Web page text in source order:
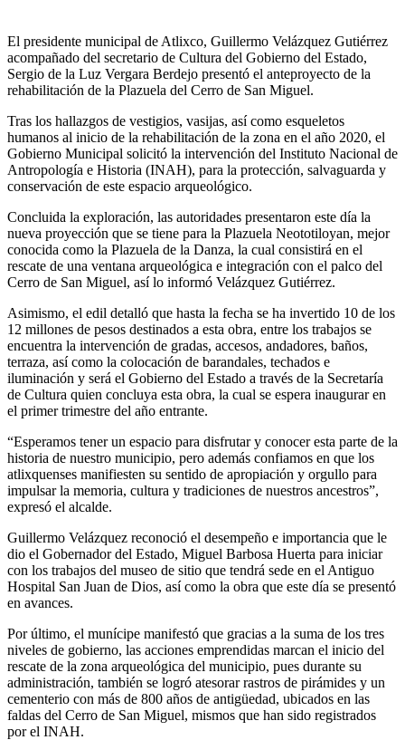
El presidente municipal de Atlixco, Guillermo Velázquez Gutiérrez
acompañado del secretario de Cultura del Gobierno del Estado,
Sergio de la Luz Vergara Berdejo presentó el anteproyecto de la
rehabilitación de la Plazuela del Cerro de San Miguel.
Tras los hallazgos de vestigios, vasijas, así como esqueletos
humanos al inicio de la rehabilitación de la zona en el año 2020, el
Gobierno Municipal solicitó la intervención del Instituto Nacional de
Antropología e Historia (INAH), para la protección, salvaguarda y
conservación de este espacio arqueológico.
Concluida la exploración, las autoridades presentaron este día la
nueva proyección que se tiene para la Plazuela Neototiloyan, mejor
conocida como la Plazuela de la Danza, la cual consistirá en el
rescate de una ventana arqueológica e integración con el palco del
Cerro de San Miguel, así lo informó Velázquez Gutiérrez.
Asimismo, el edil detalló que hasta la fecha se ha invertido 10 de los
12 millones de pesos destinados a esta obra, entre los trabajos se
encuentra la intervención de gradas, accesos, andadores, baños,
terraza, así como la colocación de barandales, techados e
iluminación y será el Gobierno del Estado a través de la Secretaría
de Cultura quien concluya esta obra, la cual se espera inaugurar en
el primer trimestre del año entrante.
“Esperamos tener un espacio para disfrutar y conocer esta parte de la
historia de nuestro municipio, pero además confiamos en que los
atlixquenses manifiesten su sentido de apropiación y orgullo para
impulsar la memoria, cultura y tradiciones de nuestros ancestros”,
expresó el alcalde.
Guillermo Velázquez reconoció el desempeño e importancia que le
dio el Gobernador del Estado, Miguel Barbosa Huerta para iniciar
con los trabajos del museo de sitio que tendrá sede en el Antiguo
Hospital San Juan de Dios, así como la obra que este día se presentó
en avances.
Por último, el munícipe manifestó que gracias a la suma de los tres
niveles de gobierno, las acciones emprendidas marcan el inicio del
rescate de la zona arqueológica del municipio, pues durante su
administración, también se logró atesorar rastros de pirámides y un
cementerio con más de 800 años de antigüedad, ubicados en las
faldas del Cerro de San Miguel, mismos que han sido registrados
por el INAH.